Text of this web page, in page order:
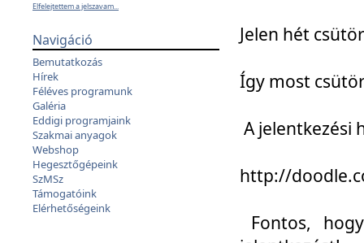
Elfelejtettem a jelszavam...
Navigáció
Bemutatkozás
Hírek
Féléves programunk
Galéria
Eddigi programjaink
Szakmai anyagok
Webshop
Hegesztőgépeink
SzMSz
Támogatóink
Elérhetőségeink
Jelen hét
Így most
A jelentkezési
http://
Fontos,